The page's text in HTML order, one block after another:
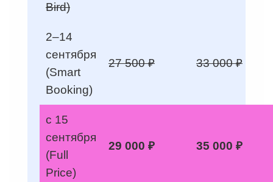
Bird)
2–14
сентября
(Smart
Booking)
27 500 ₽ 33 000 ₽
с 15
сентября
(Full
Price)
29 000 ₽ 35 000 ₽